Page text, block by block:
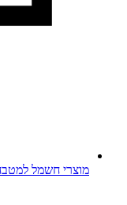
מוצרי חשמל למטבח